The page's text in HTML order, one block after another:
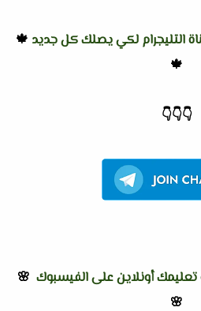
التليجرام لكي يصلك كل جديد 🍁
🍁
👇
👇
👇
أونلاين على الفيسبوك 🌸
🌸